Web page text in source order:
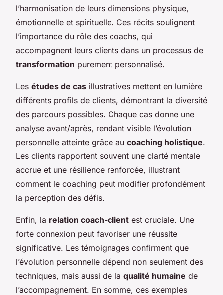
l’harmonisation de leurs dimensions physique,
émotionnelle et spirituelle. Ces récits soulignent
l’importance du rôle des coachs, qui
accompagnent leurs clients dans un processus de
transformation purement personnalisé.
Les études de cas illustratives mettent en lumière
différents profils de clients, démontrant la diversité
des parcours possibles. Chaque cas donne une
analyse avant/après, rendant visible l’évolution
personnelle atteinte grâce au coaching holistique.
Les clients rapportent souvent une clarté mentale
accrue et une résilience renforcée, illustrant
comment le coaching peut modifier profondément
la perception des défis.
Enfin, la relation coach-client est cruciale. Une
forte connexion peut favoriser une réussite
significative. Les témoignages confirment que
l’évolution personnelle dépend non seulement des
techniques, mais aussi de la qualité humaine de
l’accompagnement. En somme, ces exemples